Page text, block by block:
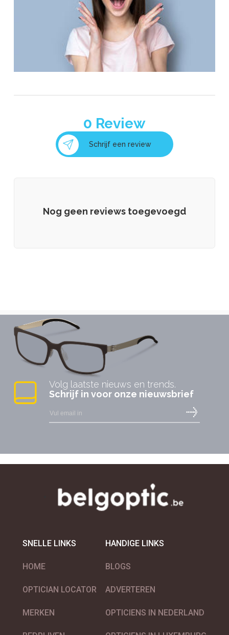
0 Review
Schrijf een review
Nog geen reviews toegevoegd
Volg laatste nieuws en trends.
Schrijf in voor onze nieuwsbrief
SNELLE LINKS
HOME
OPTICIAN LOCATOR
MERKEN
HANDIGE LINKS
BLOGS
ADVERTEREN
OPTICIENS IN NEDERLAND